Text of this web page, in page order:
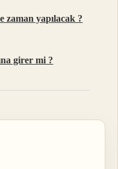
zaman yapılacak ?
girer mi ?